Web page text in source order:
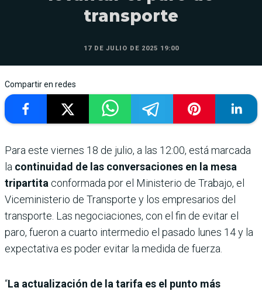
transporte
17 DE JULIO DE 2025 19:00
Compartir en redes
Para este viernes 18 de julio, a las 12:00, está marcada
la continuidad de las conversaciones en la mesa
tripartita conformada por el Ministerio de Trabajo, el
Viceministerio de Transporte y los empresarios del
transporte. Las negociaciones, con el fin de evitar el
paro, fueron a cuarto intermedio el pasado lunes 14 y la
expectativa es poder evitar la medida de fuerza.
“La actualización de la tarifa es el punto más